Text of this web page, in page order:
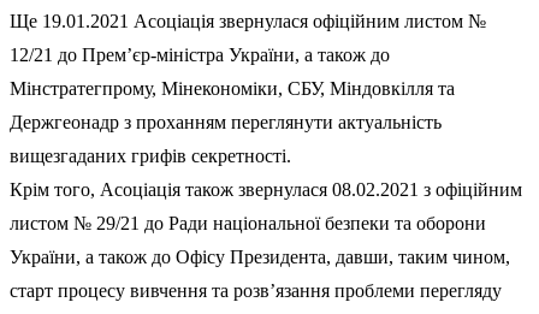
Ще 19.01.2021 Асоціація звернулася офіційним листом №
12/21 до Прем’єр-міністра України, а також до
Мінстратегпрому, Мінекономіки, СБУ, Міндовкілля та
Держгеонадр з проханням переглянути актуальність
вищезгаданих грифів секретності.
Крім того, Асоціація також звернулася 08.02.2021 з офіційним
листом № 29/21 до Ради національної безпеки та оборони
України, а також до Офісу Президента, давши, таким чином,
старт процесу вивчення та розв’язання проблеми перегляду